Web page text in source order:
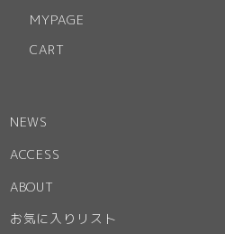
MYPAGE
CART
NEWS
ACCESS
ABOUT
お気に入りリスト